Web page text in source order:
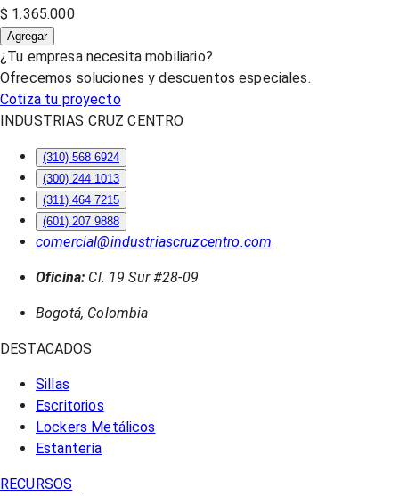
$ 1.365.000
Agregar
¿Tu empresa necesita mobiliario?
Ofrecemos soluciones y descuentos especiales.
Cotiza tu proyecto
INDUSTRIAS CRUZ CENTRO
(310) 568 6924
(300) 244 1013
(311) 464 7215
(601) 207 9888
comercial@industriascruzcentro.com
Oficina: Cl. 19 Sur #28-09
Bogotá, Colombia
DESTACADOS
Sillas
Escritorios
Lockers Metálicos
Estantería
RECURSOS